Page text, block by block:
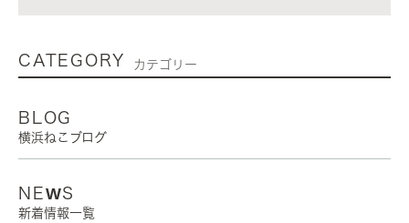
CATEGORY カテゴリー
BLOG
横浜ねこブログ
NEWS
新着情報一覧